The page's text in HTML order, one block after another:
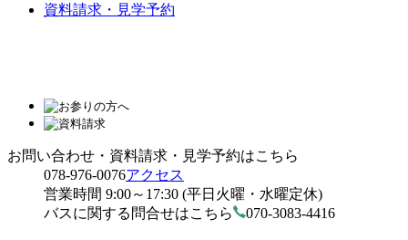
資料請求・見学予約
お問い合わせ・資料請求・見学予約はこちら
078-976-0076アクセス
営業時間 9:00～17:30 (平日火曜・水曜定休)
バスに関する問合せはこちら
070-3083-4416